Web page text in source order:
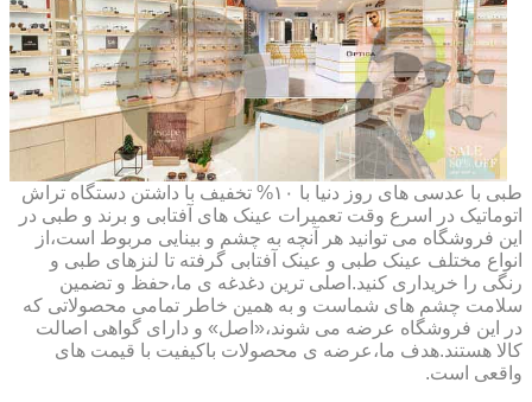
طبی با عدسی های روز دنیا با ۱۰% تخفیف با داشتن دستگاه تراش
اتوماتیک در اسرع وقت تعمیرات عینک های آفتابی و برند و طبی در
این فروشگاه می توانید هر آنچه به چشم و بینایی مربوط است،از
انواع مختلف عینک طبی و عینک آفتابی گرفته تا لنزهای طبی و
رنگی را خریداری کنید.اصلی ترین دغدغه ی ما،حفظ و تضمین
سلامت چشم های شماست و به همین خاطر تمامی محصولاتی که
در این فروشگاه عرضه می شوند،«اصل» و دارای گواهی اصالت
کالا هستند.هدف ما،عرضه ی محصولات باکیفیت با قیمت های
واقعی است.